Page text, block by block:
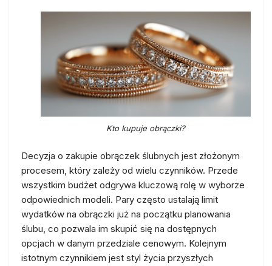
Kto kupuje obrączki?
Decyzja o zakupie obrączek ślubnych jest złożonym
procesem, który zależy od wielu czynników. Przede
wszystkim budżet odgrywa kluczową rolę w wyborze
odpowiednich modeli. Pary często ustalają limit
wydatków na obrączki już na początku planowania
ślubu, co pozwala im skupić się na dostępnych
opcjach w danym przedziale cenowym. Kolejnym
istotnym czynnikiem jest styl życia przyszłych